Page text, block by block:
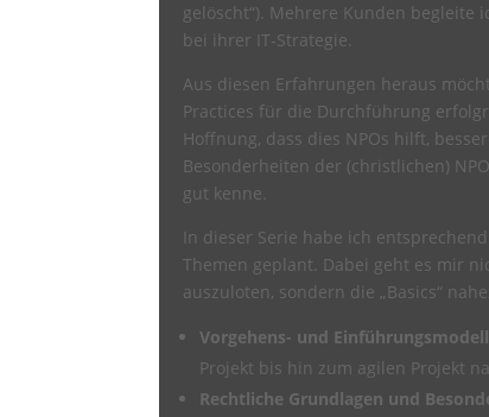
gelöscht“). Mehrere Kunden begleite
bei ihrer IT-Strategie.
Aus diesen Erfahrungen heraus
Practices für die Durchführung
Hoffnung, dass dies NPOs hilft,
Besonderheiten der (christlichen)
gut kenne.
In dieser Serie habe ich
Themen geplant. Dabei geht es mir
auszuloten, sondern die „Basics“
Vorgehens- und
Projekt bis hin zum agilen Projekt
Rechtliche Grundlagen und